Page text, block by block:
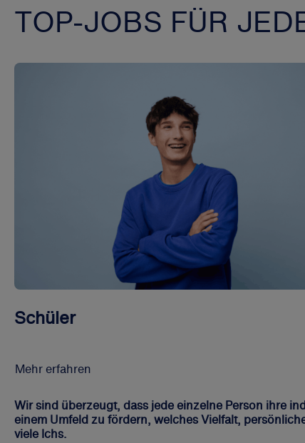
TOP-JOBS FÜR
Schüler
Mehr erfahren
Wir sind überzeugt, dass jede einzelne Person ihre
einem Umfeld zu fördern, welches Vielfalt,
viele Ichs.